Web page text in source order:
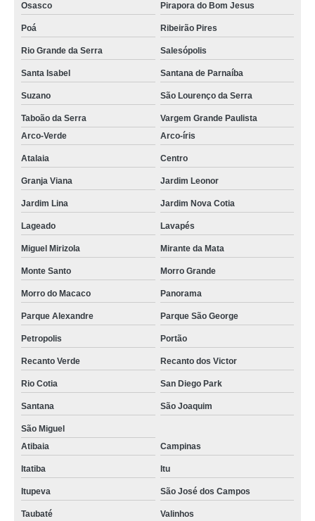
Osasco Pirapora do Bom Jesus
Poá Ribeirão Pires
Rio Grande da Serra Salesópolis
Santa Isabel Santana de Parnaíba
Suzano São Lourenço da Serra
Taboão da Serra
Vargem Grande Paulista
Arco-Verde
Arco-íris
Atalaia Centro
Granja Viana Jardim Leonor
Jardim Lina Jardim Nova Cotia
Lageado Lavapés
Miguel Mirizola Mirante da Mata
Monte Santo Morro Grande
Morro do Macaco Panorama
Parque Alexandre Parque São George
Petropolis Portão
Recanto Verde Recanto dos Victor
Rio Cotia San Diego Park
Santana São Joaquim
São Miguel
Atibaia
Campinas
Itatiba Itu
Itupeva São José dos Campos
Taubaté Valinhos